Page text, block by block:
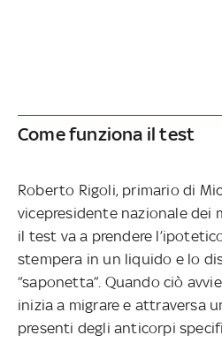
Come funziona il test
Roberto Rigoli, primario di
vicepresidente nazionale dei
il test va a prendere
stempera in un liquido e lo
“saponetta”. Quando ciò
inizia a migrare e attraversa
presenti degli anticorpi